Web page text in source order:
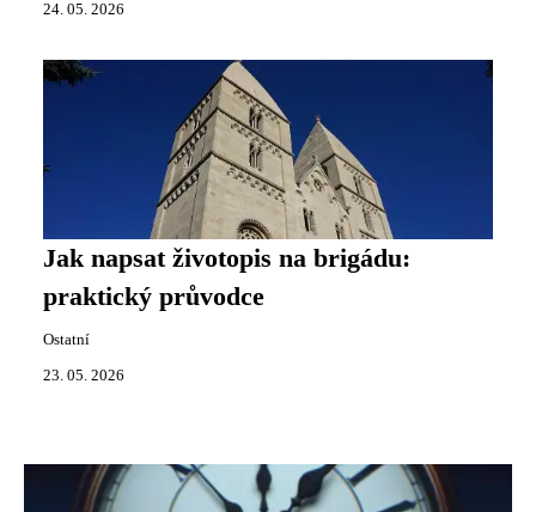
24. 05. 2026
Jak napsat životopis na brigádu:
praktický průvodce
Ostatní
23. 05. 2026